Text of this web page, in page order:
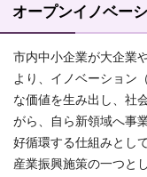
オープンイノベー
市内中小企業が大企業
より、イノベーション
な価値を生み出し、社
がら、自ら新領域へ事
好循環する仕組みとし
産業振興施策の一つと